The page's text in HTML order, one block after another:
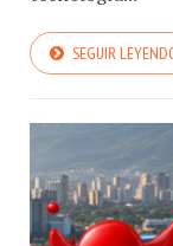
SEGUIR